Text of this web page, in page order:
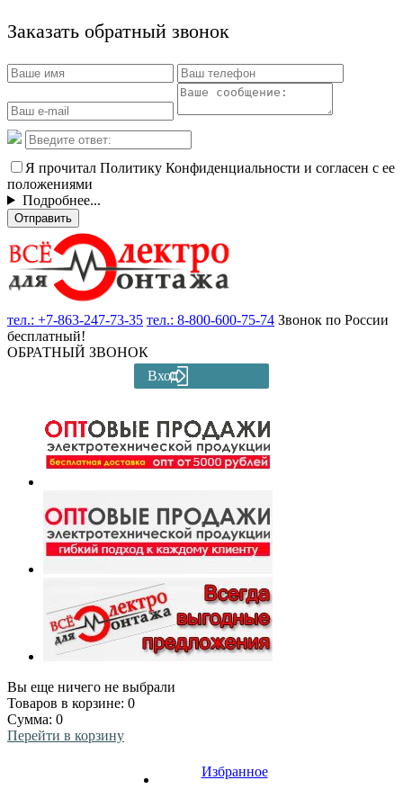
Заказать обратный звонок
Я прочитал Политику Конфиденциальности и согласен с ее
положениями
Подробнее...
Отправить
тел.: +7-863-247-73-35 тел.: 8-800-600-75-74 Звонок по России
бесплатный!
ОБРАТНЫЙ ЗВОНОК
Вход
Вы еще ничего не выбрали
Товаров в корзине: 0
Сумма: 0
Перейти в корзину
Избранное